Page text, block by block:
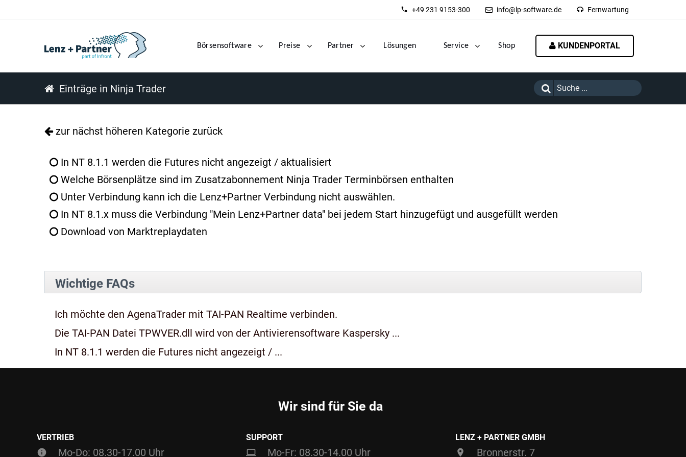
+49 231 9153-300 info@lp-software.de Fernwartung
Börsensoftware Preise Partner Lösungen Service Shop KUNDENPORTAL
Einträge in Ninja Trader
zur nächst höheren Kategorie zurück
In NT 8.1.1 werden die Futures nicht angezeigt / aktualisiert
Welche Börsenplätze sind im Zusatzabonnement Ninja Trader Terminbörsen enthalten
Unter Verbindung kann ich die Lenz+Partner Verbindung nicht auswählen.
In NT 8.1.x muss die Verbindung "Mein Lenz+Partner data" bei jedem Start hinzugefügt und ausgefüllt werden
Download von Marktreplaydaten
Wichtige FAQs
Ich möchte den AgenaTrader mit TAI-PAN Realtime verbinden.
Die TAI-PAN Datei TPWVER.dll wird von der Antivierensoftware Kaspersky ...
In NT 8.1.1 werden die Futures nicht angezeigt / ...
Wir sind für Sie da
VERTRIEB
Mo-Do: 08.30-17.00 Uhr
SUPPORT
Mo-Fr: 08.30-14.00 Uhr
LENZ + PARTNER GMBH
Bronnerstr. 7